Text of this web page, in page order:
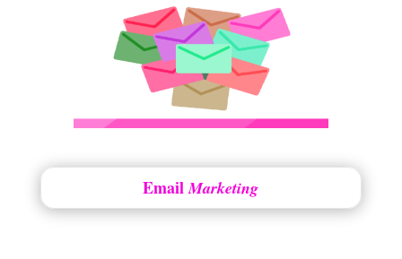
EmailMarketing